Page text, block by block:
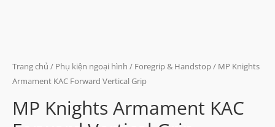
Trang chủ / Phụ kiện ngoại hình / Foregrip & Handstop/ MP Knights
Armament KAC Forward Vertical Grip
MP Knights Armament KAC